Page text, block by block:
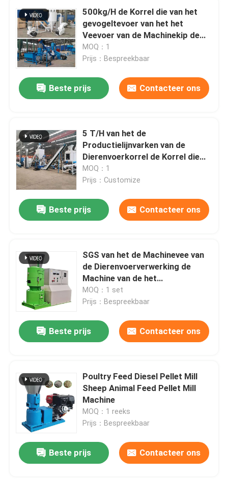
500kg/H de Korrel die van het
gevogeltevoer van het het
Veevoer van de Machinekip de
Korrelinstallatie maken
MOQ：1
Prijs：Bespreekbaar
Beste prijs Contacteer ons
5 T/H van het de
Productielijnvarken van de
Dierenvoerkorrel de Korrel die
van het de Koevoer Machine
maken
MOQ：1
Prijs：Customize
Beste prijs Contacteer ons
SGS van het de Machinevee van
de Dierenvoerverwerking de
Machine van de het
Voerpelletiseermachine voor
Luzerne
MOQ：1 set
Prijs：Bespreekbaar
Beste prijs Contacteer ons
Poultry Feed Diesel Pellet Mill
Sheep Animal Feed Pellet Mill
Machine
MOQ：1 reeks
Prijs：Bespreekbaar
Beste prijs Contacteer ons